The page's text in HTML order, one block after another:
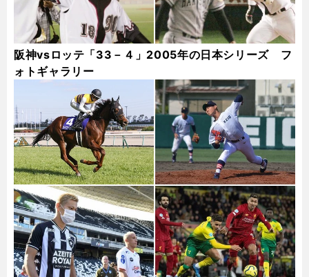
阪神vsロッテ「33－４」2005年の日本シリーズ フ
ォトギャラリー